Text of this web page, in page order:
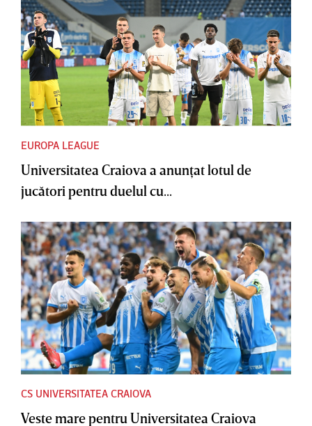
EUROPA LEAGUE
Universitatea Craiova a anunţat lotul de
jucători pentru duelul cu...
CS UNIVERSITATEA CRAIOVA
Veste mare pentru Universitatea Craiova